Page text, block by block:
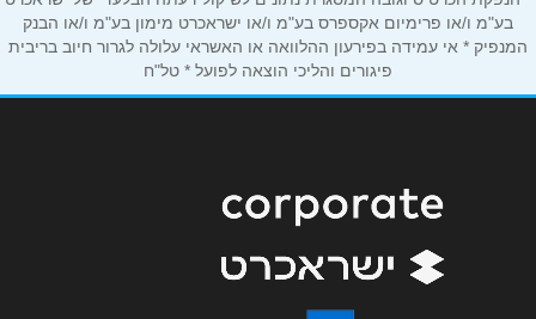
אנא חזרו אלי בקשר ל...
הודעה*
בע"מ ו/או פרימיום אקספרס בע"מ ו/או ישראכרט מימון בע"מ ו/או הבנק
המנפיק * אי עמידה בפירעון ההלוואה או האשראי עלולה לגרור חיוב בריבית
פיגורים והליכי הוצאה לפועל * טל"ח